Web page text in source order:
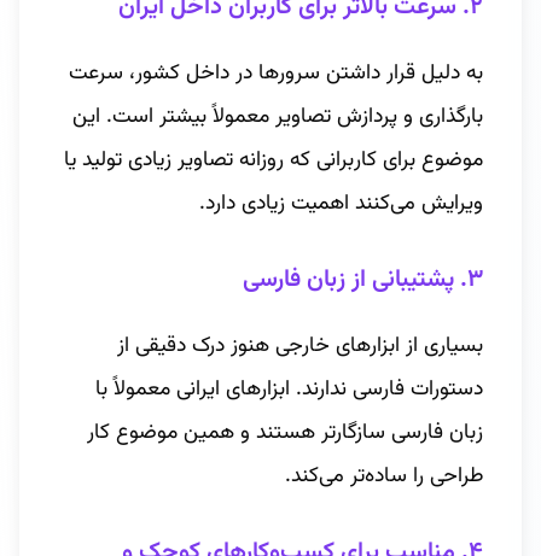
به دلیل قرار داشتن سرورها در داخل کشور، سرعت
بارگذاری و پردازش تصاویر معمولاً بیشتر است. این
موضوع برای کاربرانی که روزانه تصاویر زیادی تولید یا
ویرایش می‌کنند اهمیت زیادی دارد.
۳. پشتیبانی از زبان فارسی
بسیاری از ابزارهای خارجی هنوز درک دقیقی از
دستورات فارسی ندارند. ابزارهای ایرانی معمولاً با
زبان فارسی سازگارتر هستند و همین موضوع کار
طراحی را ساده‌تر می‌کند.